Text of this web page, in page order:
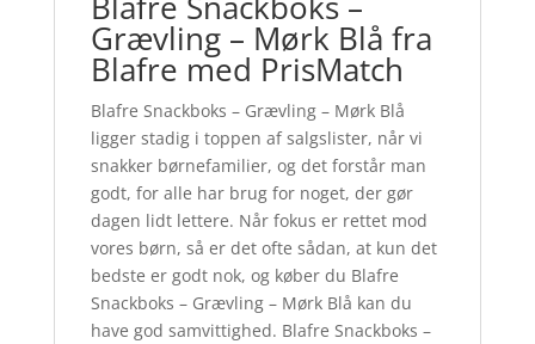
Grævling – Mørk Blå fra
Blafre med PrisMatch
Blafre Snackboks – Grævling – Mørk Blå
ligger stadig i toppen af salgslister, når vi
snakker børnefamilier, og det forstår man
godt, for alle har brug for noget, der gør
dagen lidt lettere. Når fokus er rettet mod
vores børn, så er det ofte sådan, at kun det
bedste er godt nok, og køber du Blafre
Snackboks – Grævling – Mørk Blå kan du
have god samvittighed. Blafre Snackboks –